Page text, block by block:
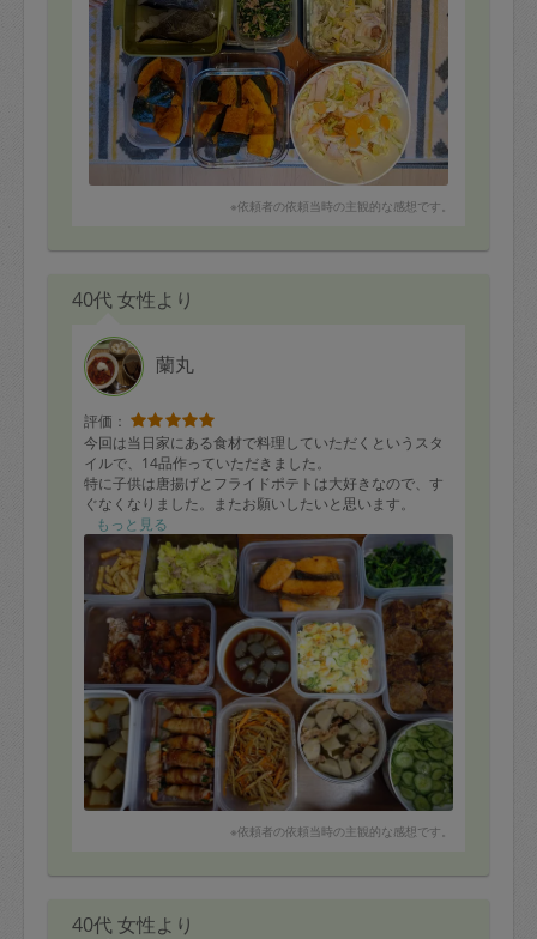
※依頼者の依頼当時の主観的な感想です。
40代 女性より
蘭丸
評価：
今回は当日家にある食材で料理していただくというスタ
イルで、14品作っていただきました。
特に子供は唐揚げとフライドポテトは大好きなので、す
ぐなくなりました。またお願いしたいと思います。
もっと見る
※依頼者の依頼当時の主観的な感想です。
40代 女性より